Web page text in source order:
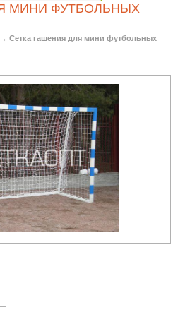
МИНИ ФУТБОЛЬНЫХ
→ Сетка гашения для мини футбольных